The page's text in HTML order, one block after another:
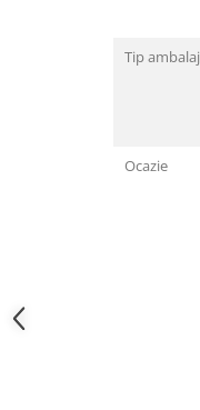
Cadouri pentru Nasi si Fini
Cadouri Iubitori de animale
Tip ambalaj
Ocazie